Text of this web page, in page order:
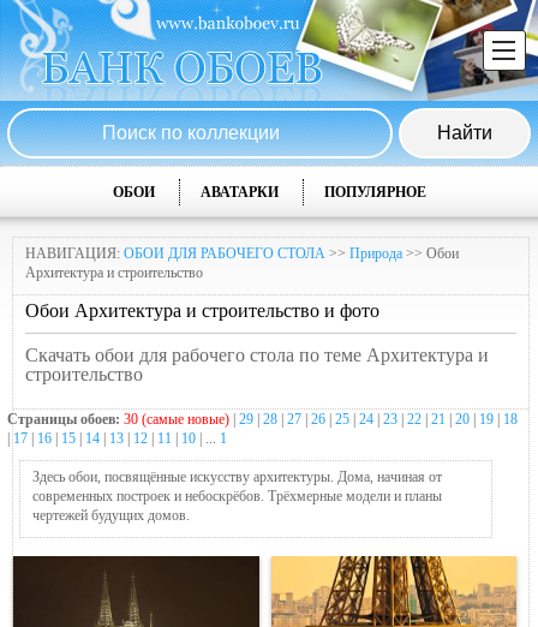
ОБОИ АВАТАРКИ ПОПУЛЯРНОЕ
НАВИГАЦИЯ: ОБОИ ДЛЯ РАБОЧЕГО СТОЛА >> Природа >> Обои
Архитектура и строительство
Обои Архитектура и строительство и фото
Скачать обои для рабочего стола по теме Архитектура и
строительство
Страницы обоев: 30 (самые новые) 29 28 27 26 25 24 23 22 21 20 19
18
|17 16 15 14 13 12 11 10 | ... 1
Здесь обои, посвящённые искусству архитектуры. Дома, начиная от
современных построек и небоскрёбов. Трёхмерные модели и планы
чертежей будущих домов.